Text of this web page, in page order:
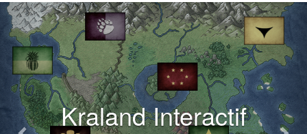
Kraland Interactif
Previous